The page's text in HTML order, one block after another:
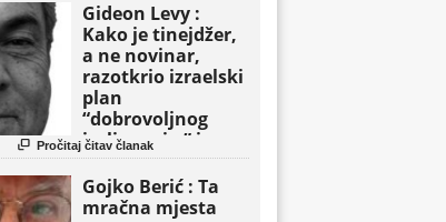
Gideon Levy :
Kako je tinejdžer,
a ne novinar,
razotkrio izraelski
plan
“dobrovoljnog
iseljavanja ” iz
Gaze
 Pročitaj čitav članak
Gojko Berić : Ta
mračna mjesta